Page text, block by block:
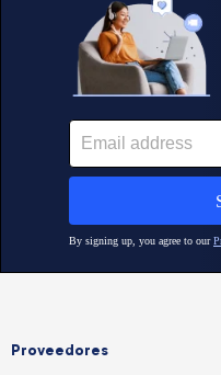
Proveedores